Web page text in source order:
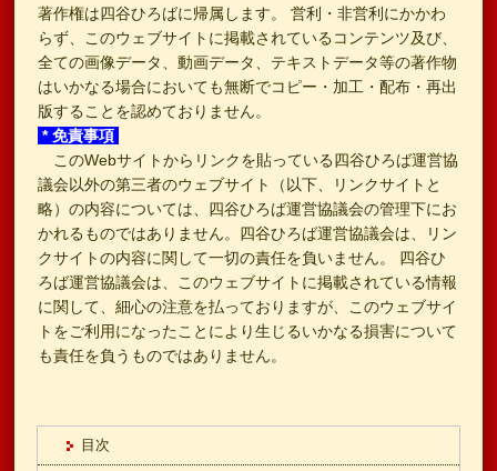
著作権は四谷ひろばに帰属します。 営利・非営利にかかわ
らず、このウェブサイトに掲載されているコンテンツ及び、
全ての画像データ、動画データ、テキストデータ等の著作物
はいかなる場合においても無断でコピー・加工・配布・再出
版することを認めておりません。
* 免責事項
このWebサイトからリンクを貼っている四谷ひろば運営協
議会以外の第三者のウェブサイト（以下、リンクサイトと
略）の内容については、四谷ひろば運営協議会の管理下にお
かれるものではありません。四谷ひろば運営協議会は、リン
クサイトの内容に関して一切の責任を負いません。 四谷ひ
ろば運営協議会は、このウェブサイトに掲載されている情報
に関して、細心の注意を払っておりますが、このウェブサイ
トをご利用になったことにより生じるいかなる損害について
も責任を負うものではありません。
目次